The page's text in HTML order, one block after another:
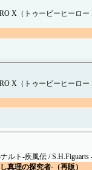
X（トゥービーヒーロー
X（トゥービーヒーロー
ト-疾風伝 / S.H.Figuarts
真理の探究者-（再販）